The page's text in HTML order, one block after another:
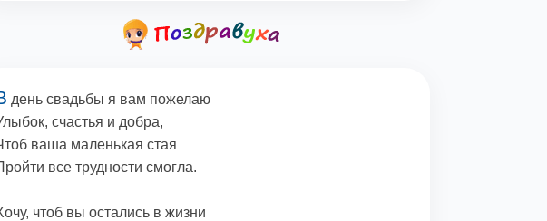
день свадьбы я вам пожелаю
счастья и добра,
ваша маленькая стая
все трудности смогла.
чтоб вы остались в жизни